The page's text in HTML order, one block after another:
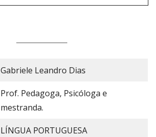
Gabriele Leandro Dias
Prof. Pedagoga, Psicóloga e
mestranda.
LÍNGUA PORTUGUESA